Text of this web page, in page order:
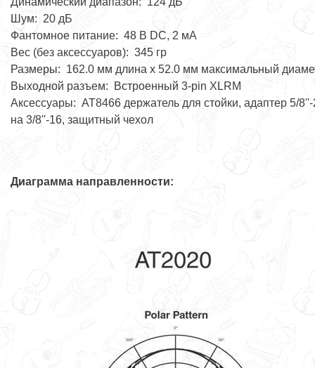
Шум: 20 дБ
Фантомное питание: 48 В DC, 2 мА
Вес (без аксессуаров): 345 гр
Размеры: 162.0 мм длина x 52.0 мм максимальный
Выходной разъем: Встроенный 3-pin XLRМ
Аксессуары: AT8466 держатель для стойки, адаптер 5/
на 3/8''-16, защитный чехол
Диаграмма направленности: